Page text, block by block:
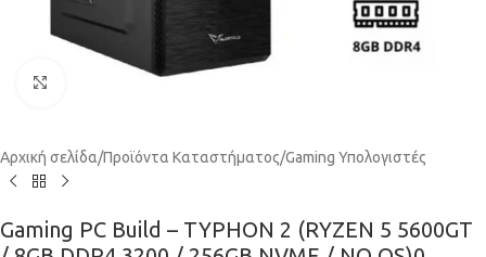
Αρχική σελίδα/Προϊόντα Καταστήματος/Gaming Υπολογιστές
Gaming PC Build – TYPHON 2 (RYZEN 5 5600GT